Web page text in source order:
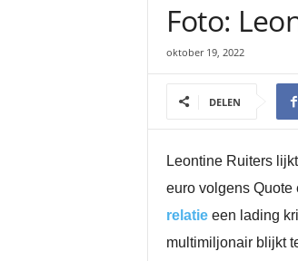
Foto:
oktober 19, 2022
DELEN
Leontine Ruiters
euro volgens Quote
relatieeen lading
multimiljonair blijkt